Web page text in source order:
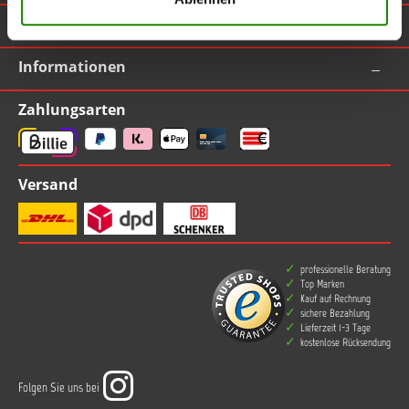
TOPLAC
Informationen
Zahlungsarten
Versand
professionelle Beratung
Top Marken
Kauf auf Rechnung
sichere Bezahlung
Lieferzeit 1-3 Tage
kostenlose Rücksendung
Folgen Sie uns bei